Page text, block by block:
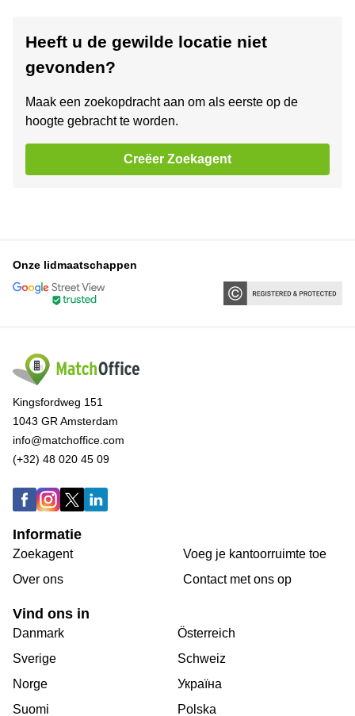
Heeft u de gewilde locatie niet
gevonden?
Maak een zoekopdracht aan om als eerste op de
hoogte gebracht te worden.
Creëer Zoekagent
Onze lidmaatschappen
Kingsfordweg 151
1043 GR Amsterdam
info@matchoffice.com
(+32) 48 020 45 09
Informatie
Zoekagent
Over ons
Voeg je kantoorruimte toe
Сontact met ons op
Vind ons in
Danmark
Sverige
Norge
Suomi
Österreich
Schweiz
Україна
Polska